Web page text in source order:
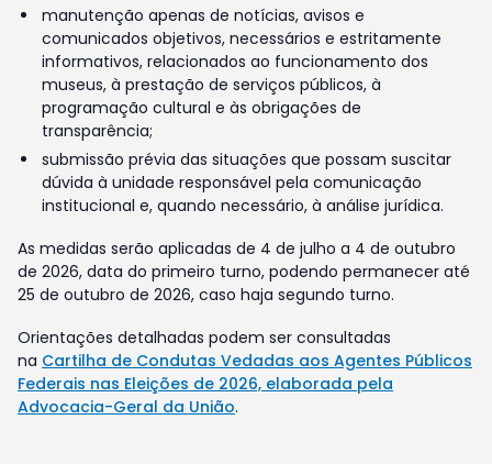
manutenção apenas de notícias, avisos e
comunicados objetivos, necessários e estritamente
informativos, relacionados ao funcionamento dos
museus, à prestação de serviços públicos, à
programação cultural e às obrigações de
transparência;
submissão prévia das situações que possam suscitar
dúvida à unidade responsável pela comunicação
institucional e, quando necessário, à análise jurídica.
As medidas serão aplicadas de 4 de julho a 4 de outubro
de 2026, data do primeiro turno, podendo permanecer até
25 de outubro de 2026, caso haja segundo turno.
Orientações detalhadas podem ser consultadas
na Cartilha de Condutas Vedadas aos Agentes Públicos
Federais nas Eleições de 2026, elaborada pela
Advocacia-Geral da União.